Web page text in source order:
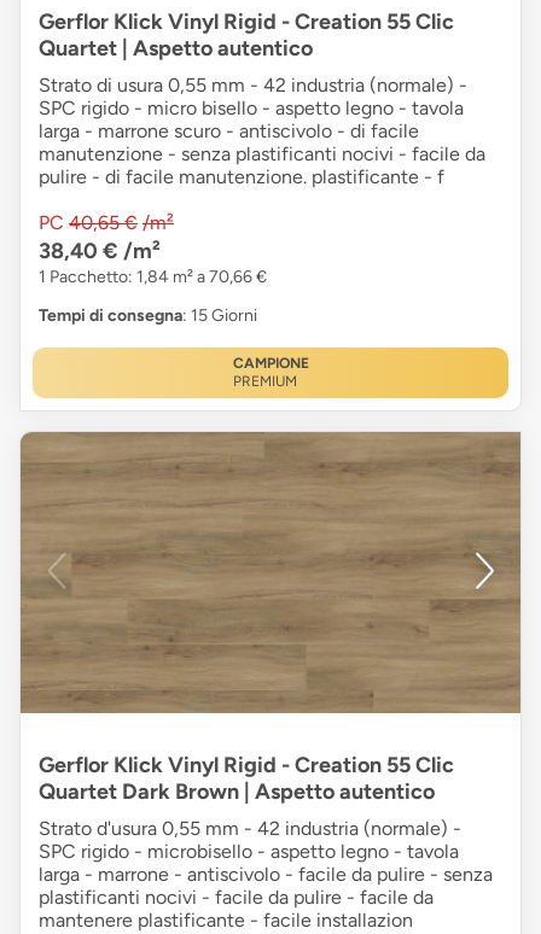
Gerflor Klick Vinyl Rigid - Creation 55 Clic
Quartet | Aspetto autentico
Strato di usura 0,55 mm - 42 industria (normale) -
SPC rigido - micro bisello - aspetto legno - tavola
larga - marrone scuro - antiscivolo - di facile
manutenzione - senza plastificanti nocivi - facile da
pulire - di facile manutenzione. plastificante - f
PC 40,65 € /m²
38,40 € /m²
1 Pacchetto: 1,84 m² a 70,66 €
Tempi di consegna: 15 Giorni
CAMPIONE
PREMIUM
Gerflor Klick Vinyl Rigid - Creation 55 Clic
Quartet Dark Brown | Aspetto autentico
Strato d'usura 0,55 mm - 42 industria (normale) -
SPC rigido - microbisello - aspetto legno - tavola
larga - marrone - antiscivolo - facile da pulire - senza
plastificanti nocivi - facile da pulire - facile da
mantenere plastificante - facile installazion